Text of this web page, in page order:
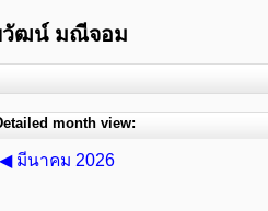
วัฒน์ มณีจอม
month view:
◀ มีนาคม 2026